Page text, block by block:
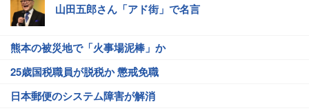
山田五郎さん「アド街」で名言
熊本の被災地で「火事場泥棒」か
25歳国税職員が脱税か 懲戒免職
日本郵便のシステム障害が解消